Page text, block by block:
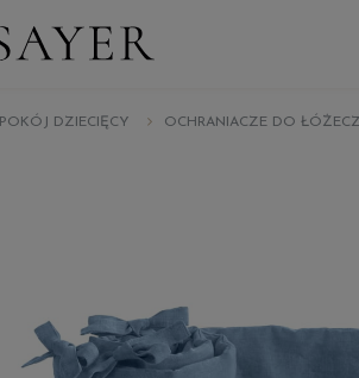
POKÓJ DZIECIĘCY OCHRANIACZE DO